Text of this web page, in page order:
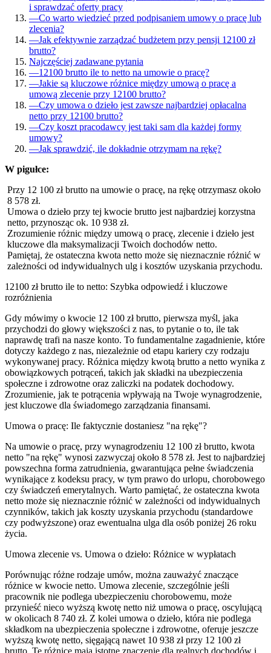
i sprawdzać oferty pracy
—Co warto wiedzieć przed podpisaniem umowy o pracę lub
zlecenia?
—Jak efektywnie zarządzać budżetem przy pensji 12100 zł
brutto?
Najczęściej zadawane pytania
—12100 brutto ile to netto na umowie o pracę?
—Jakie są kluczowe różnice między umową o pracę a
umową zlecenie przy 12100 brutto?
—Czy umowa o dzieło jest zawsze najbardziej opłacalna
netto przy 12100 brutto?
—Czy koszt pracodawcy jest taki sam dla każdej formy
umowy?
—Jak sprawdzić, ile dokładnie otrzymam na rękę?
W pigułce:
Przy 12 100 zł brutto na umowie o pracę, na rękę otrzymasz około
8 578 zł.
Umowa o dzieło przy tej kwocie brutto jest najbardziej korzystna
netto, przynosząc ok. 10 938 zł.
Zrozumienie różnic między umową o pracę, zlecenie i dzieło jest
kluczowe dla maksymalizacji Twoich dochodów netto.
Pamiętaj, że ostateczna kwota netto może się nieznacznie różnić w
zależności od indywidualnych ulg i kosztów uzyskania przychodu.
12100 zł brutto ile to netto: Szybka odpowiedź i kluczowe
rozróżnienia
Gdy mówimy o kwocie 12 100 zł brutto, pierwsza myśl, jaka
przychodzi do głowy większości z nas, to pytanie o to, ile tak
naprawdę trafi na nasze konto. To fundamentalne zagadnienie, które
dotyczy każdego z nas, niezależnie od etapu kariery czy rodzaju
wykonywanej pracy. Różnica między kwotą brutto a netto wynika z
obowiązkowych potrąceń, takich jak składki na ubezpieczenia
społeczne i zdrowotne oraz zaliczki na podatek dochodowy.
Zrozumienie, jak te potrącenia wpływają na Twoje wynagrodzenie,
jest kluczowe dla świadomego zarządzania finansami.
Umowa o pracę: Ile faktycznie dostaniesz "na rękę"?
Na umowie o pracę, przy wynagrodzeniu 12 100 zł brutto, kwota
netto "na rękę" wynosi zazwyczaj około 8 578 zł. Jest to najbardziej
powszechna forma zatrudnienia, gwarantująca pełne świadczenia
wynikające z kodeksu pracy, w tym prawo do urlopu, chorobowego
czy świadczeń emerytalnych. Warto pamiętać, że ostateczna kwota
netto może się nieznacznie różnić w zależności od indywidualnych
czynników, takich jak koszty uzyskania przychodu (standardowe
czy podwyższone) oraz ewentualna ulga dla osób poniżej 26 roku
życia.
Umowa zlecenie vs. Umowa o dzieło: Różnice w wypłatach
Porównując różne rodzaje umów, można zauważyć znaczące
różnice w kwocie netto. Umowa zlecenie, szczególnie jeśli
pracownik nie podlega ubezpieczeniu chorobowemu, może
przynieść nieco wyższą kwotę netto niż umowa o pracę, oscylującą
w okolicach 8 740 zł. Z kolei umowa o dzieło, która nie podlega
składkom na ubezpieczenia społeczne i zdrowotne, oferuje jeszcze
wyższą kwotę netto, sięgającą nawet 10 938 zł przy 12 100 zł
brutto. Te różnice mają istotne znaczenie dla realnych dochodów i